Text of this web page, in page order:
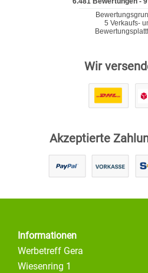
Wir
Akzeptierte
Informationen
Werbetreff Gera
Wiesenring 1